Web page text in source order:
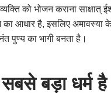
को भोजन कराना साक्षात्
आधार है, इसलिए अमावस्या
पुण्य का भागी बनता है।
सबसे बड़ा धर्म है